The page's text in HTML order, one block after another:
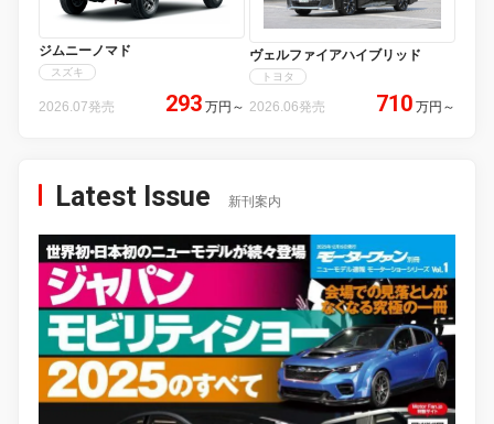
ジムニーノマド
スズキ
2026.07発売 293 万円 ～
ヴェルファイアハイブリッド
トヨタ
2026.06発売 710 万円 ～
Latest Issue 新刊案内